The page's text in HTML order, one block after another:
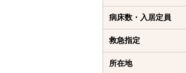
病床数・入居定員
救急指定
所在地